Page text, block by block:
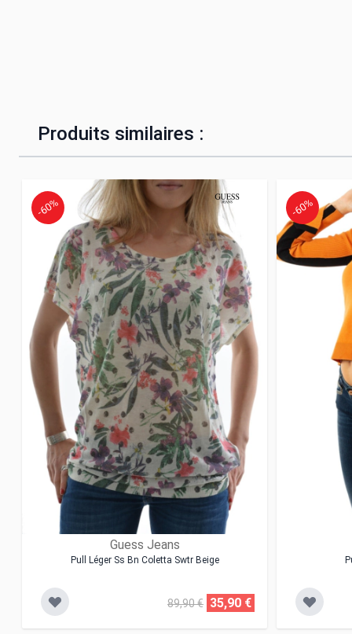
Produits similaires :
Guess Jeans
Pull Léger Ss Bn Coletta Swtr Beige
-60%
89,90 € 35,90 €
-60%